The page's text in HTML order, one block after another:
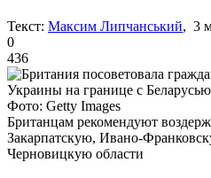
Текст: Максим Липчанський, 3
0
436
Фото: Getty Images
Британцам рекомендуют
Закарпатскую, Ивано-
Черновицкую области